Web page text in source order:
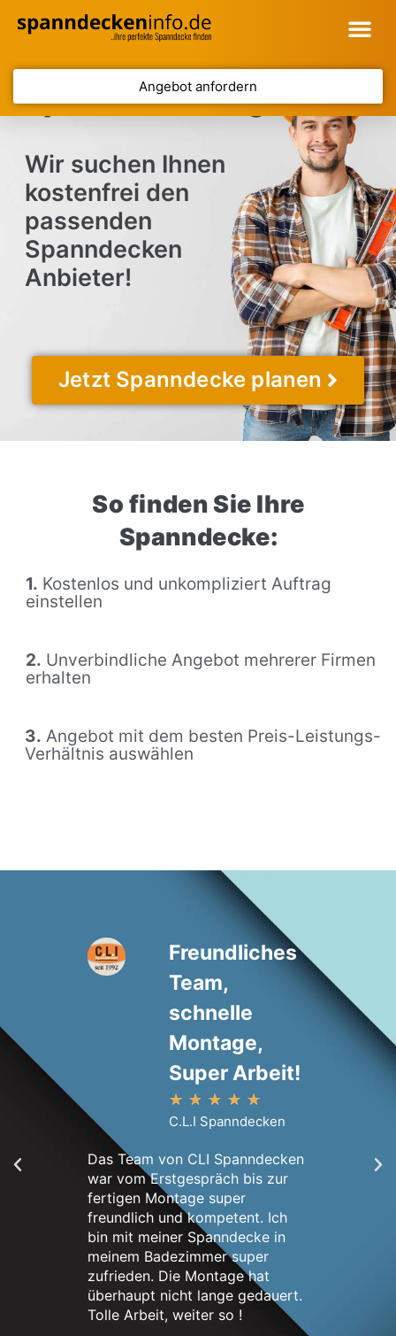
Angebot anfordern
Spanndecke Bergkamen
Wir suchen Ihnen
kostenfrei den
passenden
Spanndecken
Anbieter!
Jetzt Spanndecke planen
So finden Sie Ihre
Spanndecke:
1. Kostenlos und unkompliziert Auftrag
einstellen
2. Unverbindliche Angebot mehrerer Firmen
erhalten
3. Angebot mit dem besten Preis-Leistungs-
Verhältnis auswählen
Freundliches
Team,
schnelle
Montage,
Super Arbeit!
★ ★ ★ ★ ★
C.L.I Spanndecken
Das Team von CLI Spanndecken
war vom Erstgespräch bis zur
fertigen Montage super
freundlich und kompetent. Ich
bin mit meiner Spanndecke in
meinem Badezimmer super
zufrieden. Die Montage hat
überhaupt nicht lange gedauert.
Tolle Arbeit, weiter so !